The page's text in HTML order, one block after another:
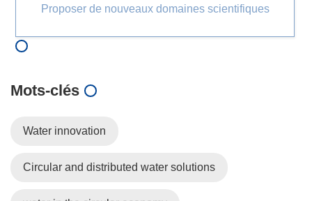
Proposer de nouveaux domaines scientifiques
Mots‑clés
Water innovation
Circular and distributed water solutions